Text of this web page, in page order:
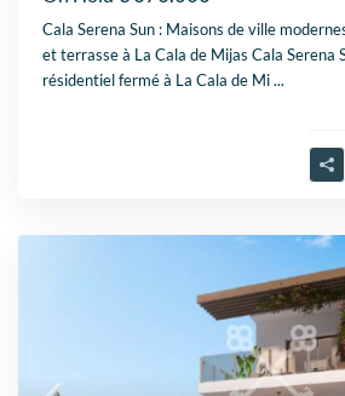
Cala Serena Sun : Maisons de ville
et terrasse à La Cala de Mijas Cala Serena
résidentiel fermé à La Cala de Mi...